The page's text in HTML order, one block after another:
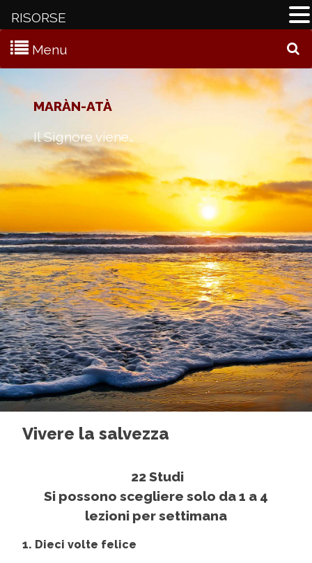
Menu
MARÀN-ATÀ
Il Signore viene…
Vivere la salvezza
22 Studi
Si possono scegliere solo da 1 a 4
lezioni per settimana
1. Dieci volte felice
RISORSE